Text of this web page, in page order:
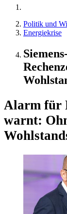
Politik und
Energiekrise
Alarm für
warnt: